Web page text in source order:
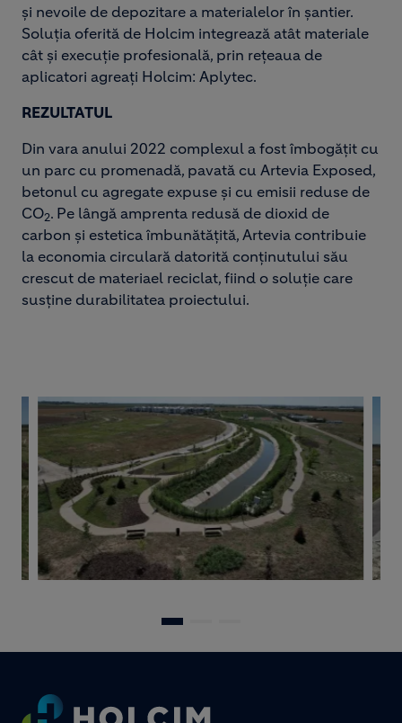
și nevoile de depozitare a materialelor în șantier.
Soluția oferită de Holcim integrează atât materiale
cât și execuție profesională, prin rețeaua de
aplicatori agreați Holcim: Aplytec.
REZULTATUL
Din vara anului 2022 complexul a fost îmbogățit cu
un parc cu promenadă, pavată cu Artevia Exposed,
betonul cu agregate expuse și cu emisii reduse de
CO2. Pe lângă amprenta redusă de dioxid de
carbon și estetica îmbunătățită, Artevia contribuie
la economia circulară datorită conținutului său
crescut de materiael reciclat, fiind o soluție care
susține durabilitatea proiectului.
Footer